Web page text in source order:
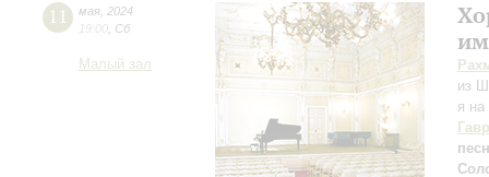
11 мая 2024
19:00 Сб
Малый зал
из
я на